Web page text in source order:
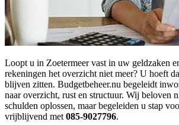
Loopt u in Zoetermeer vast in uw geldzaken
rekeningen het overzicht niet meer? U hoeft
blijven zitten. Budgetbeheer.nu begeleidt
naar overzicht, rust en structuur. Wij beloven
schulden oplossen, maar begeleiden u stap
vrijblijvend met 085-9027796.